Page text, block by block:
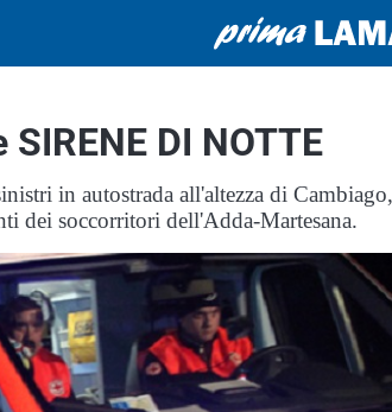
DI NOTTE
in autostrada all'altezza di
dei soccorritori dell'Adda-Martesana.